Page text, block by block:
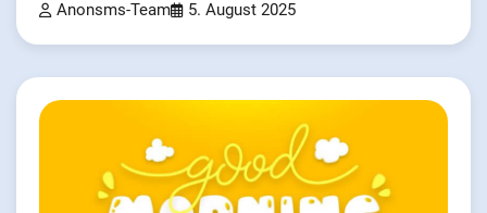
Anonsms-Team 5. August 2025